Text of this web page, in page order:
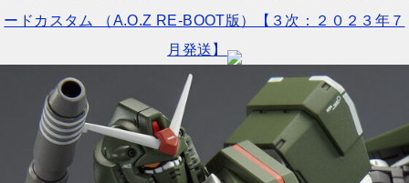
ードカスタム （A.O.Z RE-BOOT版）【３次：２０２３年７
月発送】